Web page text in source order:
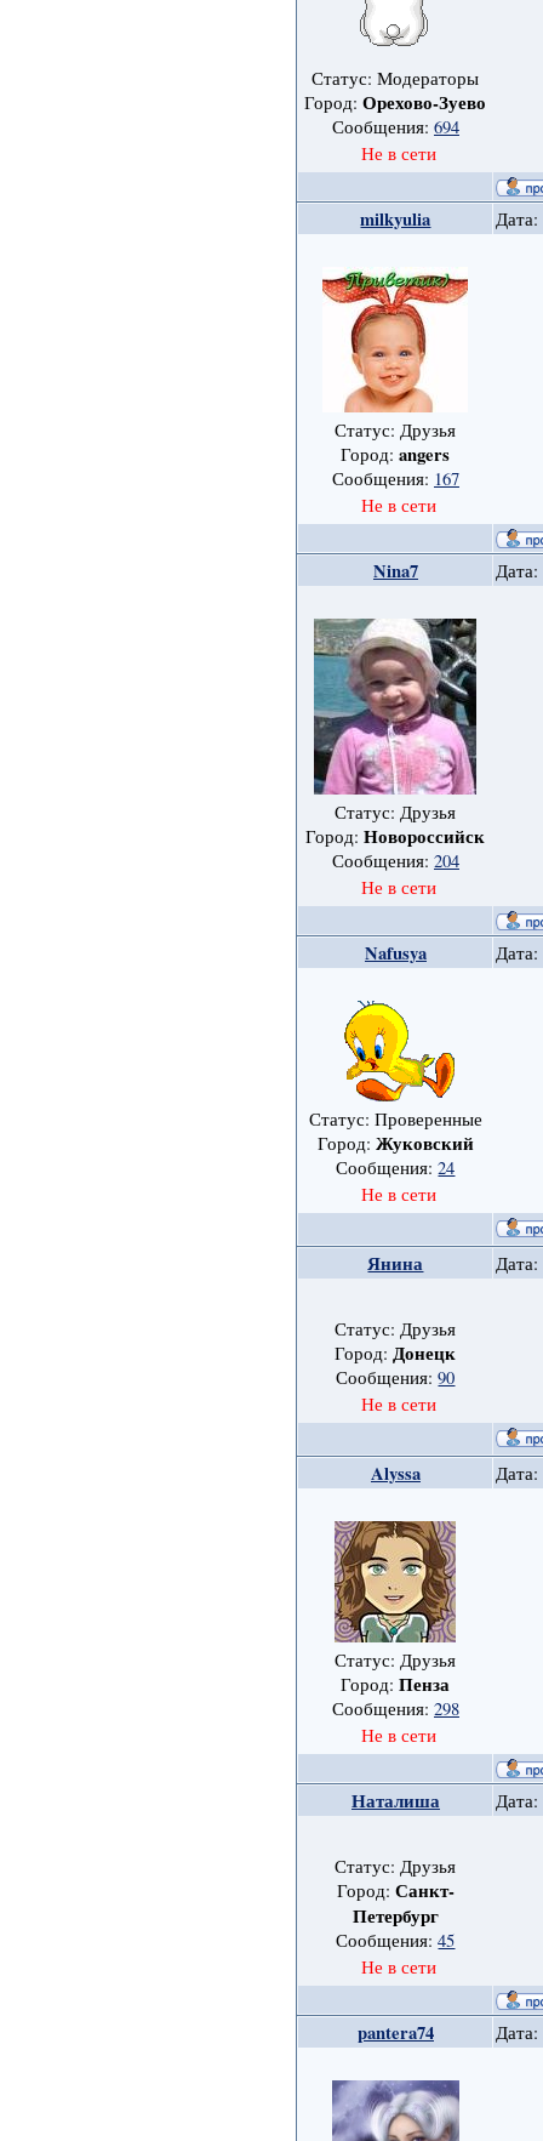
Статус: Модераторы
Город:Орехово-Зуево
Сообщения: 694
Не в сети
milkyulia
Статус: Друзья
Город:angers
Сообщения: 167
Не в сети
Nina7
Статус: Друзья
Город:Новороссийск
Сообщения: 204
Не в сети
Nafusya
Статус: Проверенные
Город: Жуковский
Сообщения:24
Не в сети
Янина
Статус: Друзья
Город:Донецк
Сообщения:90
Не в сети
Alyssa
Статус: Друзья
Город:Пенза
Сообщения: 298
Не в сети
Наталиша
Статус: Друзья
Город: Санкт-
Петербург
Сообщения:45
Не в сети
pantera74 Дата: